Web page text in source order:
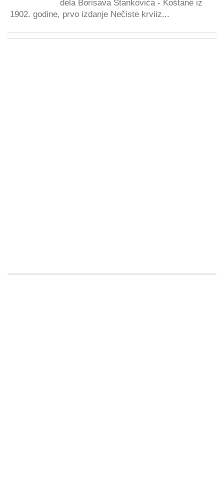
dela Borisava Stankovića - Koštane iz
1902. godine, prvo izdanje Nečiste krviiz...